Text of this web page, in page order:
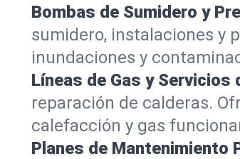
Bombas de Sumidero y
sumidero, instalaciones y
inundaciones y
Líneas de Gas y Servicios
reparación de calderas.
calefacción y gas
Planes de Mantenimiento